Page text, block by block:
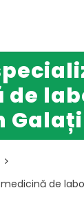
de
Galați
de